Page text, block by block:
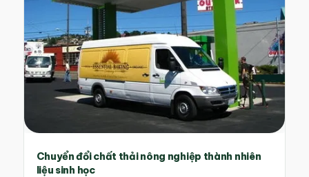
Chuyển đổi chất thải nông nghiệp thành nhiên
liệu sinh học